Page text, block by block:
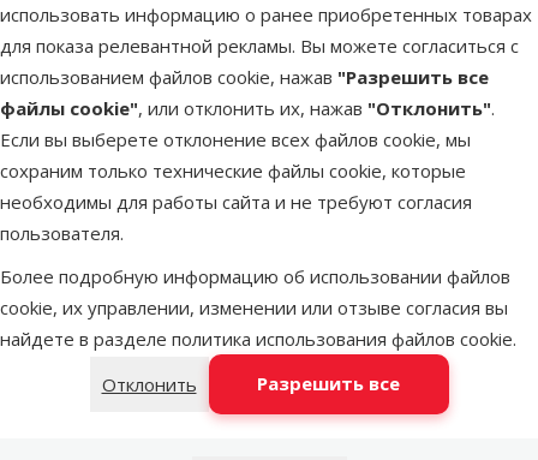
использовать информацию о ранее приобретенных товарах
для показа релевантной рекламы. Вы можете согласиться с
использованием файлов cookie, нажав "Разрешить все
файлы cookie", или отклонить их, нажав "Отклонить".
Если вы выберете отклонение всех файлов cookie, мы
сохраним только технические файлы cookie, которые
необходимы для работы сайта и не требуют согласия
пользователя.
Более подробную информацию об использовании файлов
cookie, их управлении, изменении или отзыве согласия вы
найдете в разделе политика использования файлов cookie.
Отклонить
Разрешить все
superzoo.product.detail.content
Фильтр для питьевого фонтана Fresh and Clean.
Двухсторонние сменные фильтры двойного действия для
питьевого фонтана CatIt Fresh and Clean.
В комплекте 3 запасных пенных/угольных фильтра;
Пена помогает собирать мусор, пищу, волосы и осадок;
Активированный уголь помогает уменьшить неприятный
вкус и запах, а также поглощает другие загрязнения из
Параметры
Активированный уголь, Пеноматериал
Цвет